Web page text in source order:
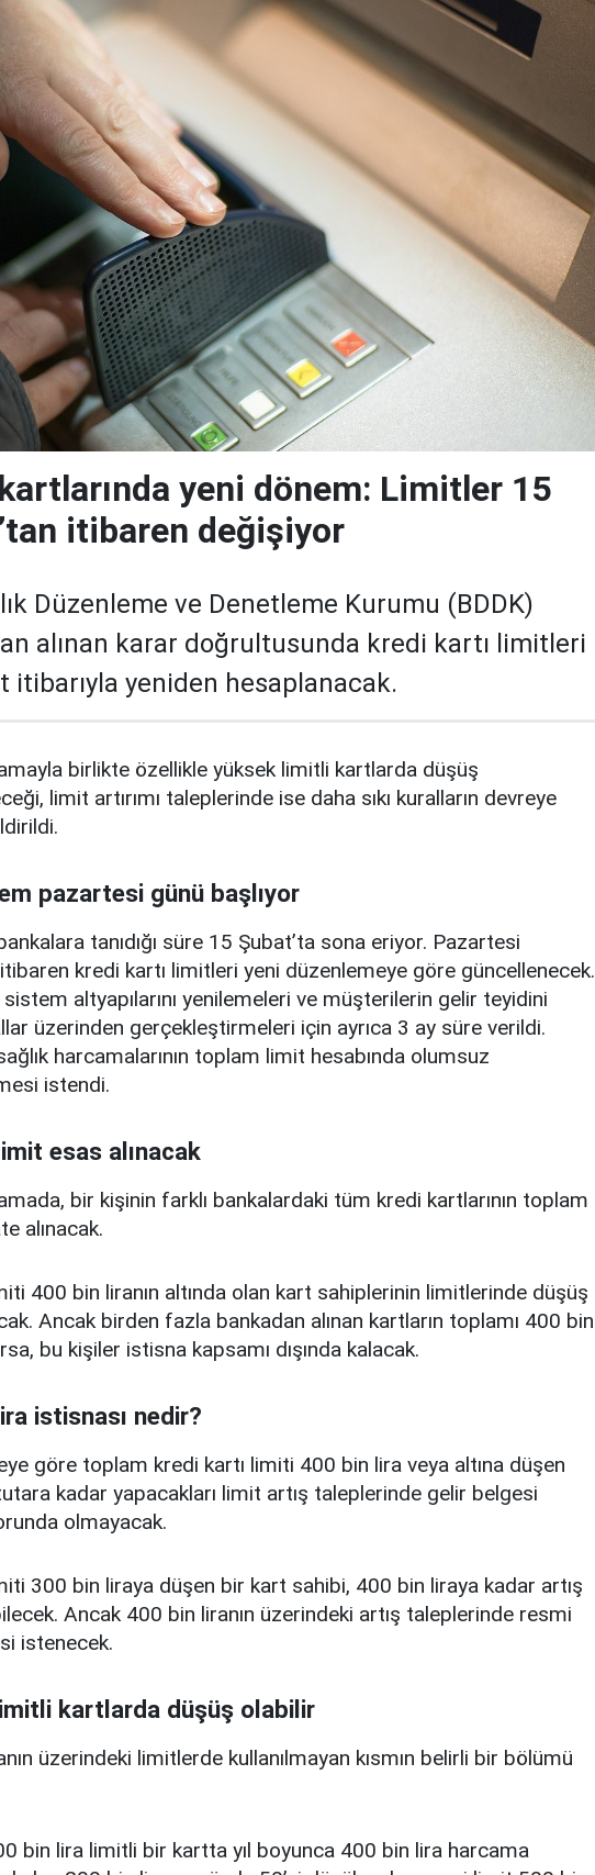
yeni dönem: Limitler 15
itibaren değişiyor
Düzenleme ve Denetleme Kurumu (BDDK)
alınan karar doğrultusunda kredi kartı limitleri
itibarıyla yeniden hesaplanacak.
birlikte özellikle yüksek limitli kartlarda düşüş
limit artırımı taleplerinde ise daha sıkı kuralların devreye
pazartesi günü başlıyor
bankalara tanıdığı süre 15 Şubat’ta sona eriyor. Pazartesi
kredi kartı limitleri yeni düzenlemeye göre güncellenecek.
sistem altyapılarını yenilemeleri ve müşterilerin gelir teyidini
üzerinden gerçekleştirmeleri için ayrıca 3 ay süre verildi.
harcamalarının toplam limit hesabında olumsuz
istendi.
esas alınacak
bir kişinin farklı bankalardaki tüm kredi kartlarının toplam
alınacak.
400 bin liranın altında olan kart sahiplerinin limitlerinde düşüş
Ancak birden fazla bankadan alınan kartların toplamı 400 bin
bu kişiler istisna kapsamı dışında kalacak.
istisnası nedir?
göre toplam kredi kartı limiti 400 bin lira veya altına düşen
kadar yapacakları limit artış taleplerinde gelir belgesi
olmayacak.
300 bin liraya düşen bir kart sahibi, 400 bin liraya kadar artış
Ancak 400 bin liranın üzerindeki artış taleplerinde resmi
istenecek.
kartlarda düşüş olabilir
üzerindeki limitlerde kullanılmayan kısmın belirli bir bölümü
bin lira limitli bir kartta yıl boyunca 400 bin lira harcama